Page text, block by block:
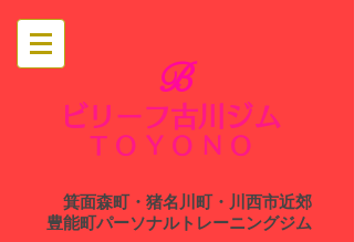
ビリーフ古川ジム
TOYONO
B
箕面森町・猪名川町・川西市近郊
​豊能町パーソナルトレーニングジム